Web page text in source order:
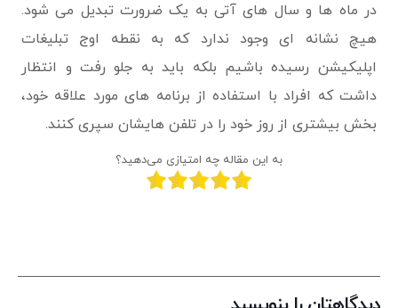
در ماه ها و سال های آتی به یک ضرورت تبدیل می شود.
هیچ نشانه ای وجود ندارد که به نقطه اوج تبلیغات
اپلیکیشن رسیده باشیم بلکه باید به جلو رفت و انتظار
داشت که افراد با استفاده از برنامه های مورد علاقه خود،
بخش بیشتری از روز خود را در تلفن هایشان سپری کنند.
به این مقاله چه امتیازی می‌دهید؟